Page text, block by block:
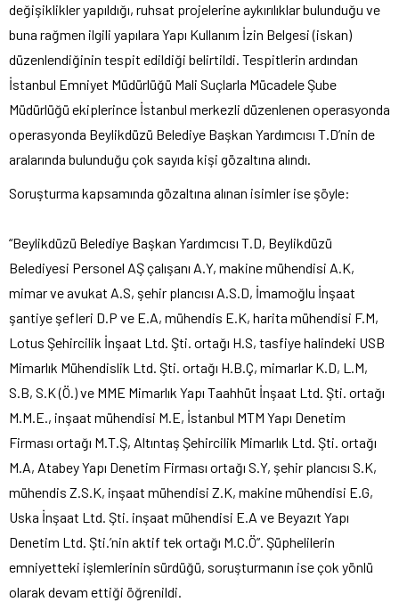
değişiklikler yapıldığı, ruhsat projelerine aykırılıklar bulunduğu ve
buna rağmen ilgili yapılara Yapı Kullanım İzin Belgesi (iskan)
düzenlendiğinin tespit edildiği belirtildi. Tespitlerin ardından
İstanbul Emniyet Müdürlüğü Mali Suçlarla Mücadele Şube
Müdürlüğü ekiplerince İstanbul merkezli düzenlenen operasyonda
operasyonda Beylikdüzü Belediye Başkan Yardımcısı T.D’nin de
aralarında bulunduğu çok sayıda kişi gözaltına alındı.
Soruşturma kapsamında gözaltına alınan isimler ise şöyle:
“Beylikdüzü Belediye Başkan Yardımcısı T.D, Beylikdüzü
Belediyesi Personel AŞ çalışanı A.Y, makine mühendisi A.K,
mimar ve avukat A.S, şehir plancısı A.S.D, İmamoğlu İnşaat
şantiye şefleri D.P ve E.A, mühendis E.K, harita mühendisi F.M,
Lotus Şehircilik İnşaat Ltd. Şti. ortağı H.S, tasfiye halindeki USB
Mimarlık Mühendislik Ltd. Şti. ortağı H.B.Ç, mimarlar K.D, L.M,
S.B, S.K (Ö.) ve MME Mimarlık Yapı Taahhüt İnşaat Ltd. Şti. ortağı
M.M.E., inşaat mühendisi M.E, İstanbul MTM Yapı Denetim
Firması ortağı M.T.Ş, Altıntaş Şehircilik Mimarlık Ltd. Şti. ortağı
M.A, Atabey Yapı Denetim Firması ortağı S.Y, şehir plancısı S.K,
mühendis Z.S.K, inşaat mühendisi Z.K, makine mühendisi E.G,
Uska İnşaat Ltd. Şti. inşaat mühendisi E.A ve Beyazıt Yapı
Denetim Ltd. Şti.’nin aktif tek ortağı M.C.Ö”. Şüphelilerin
emniyetteki işlemlerinin sürdüğü, soruşturmanın ise çok yönlü
olarak devam ettiği öğrenildi.